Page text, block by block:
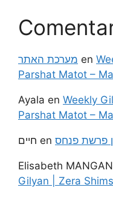
מערכת האתר en
Parshat Matot –
Ayala en Weekly
Parshat Matot –
חיים en פרשת פנחס
Elisabeth
Gilyan | Zera